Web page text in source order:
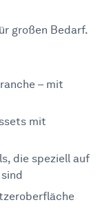
großen Bedarf.
– mit
mit
die speziell auf